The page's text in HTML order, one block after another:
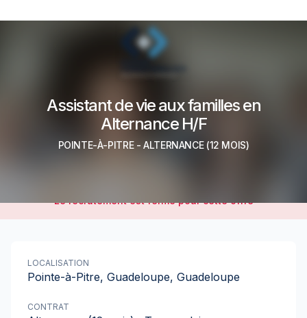
Assistant de vie aux familles en
Alternance H/F
POINTE-À-PITRE -ALTERNANCE(12 MOIS)
Le recrutement est fermé pour cette offre
LOCALISATION
Pointe-à-Pitre, Guadeloupe, Guadeloupe
CONTRAT